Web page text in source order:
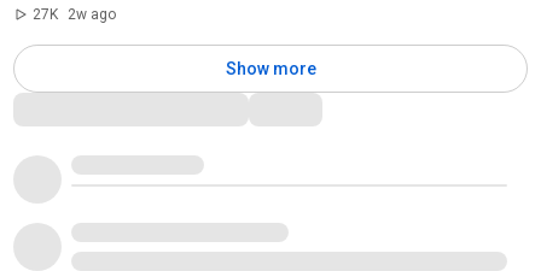
27K
2w ago
Show more